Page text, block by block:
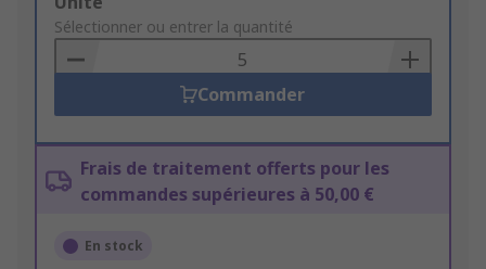
to
Basket
Sélectionner ou entrer la quantité
Commander
Frais de traitement offerts pour les
commandes supérieures à 50,00 €
En stock